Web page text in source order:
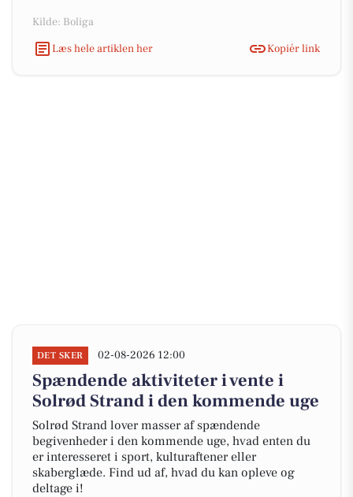
Kilde: Boliga
Læs hele artiklen her
Kopiér link
DET SKER 02-08-2026 12:00
Spændende aktiviteter i vente i
Solrød Strand i den kommende uge
Solrød Strand lover masser af spændende
begivenheder i den kommende uge, hvad enten du
er interesseret i sport, kulturaftener eller
skaberglæde. Find ud af, hvad du kan opleve og
deltage i!